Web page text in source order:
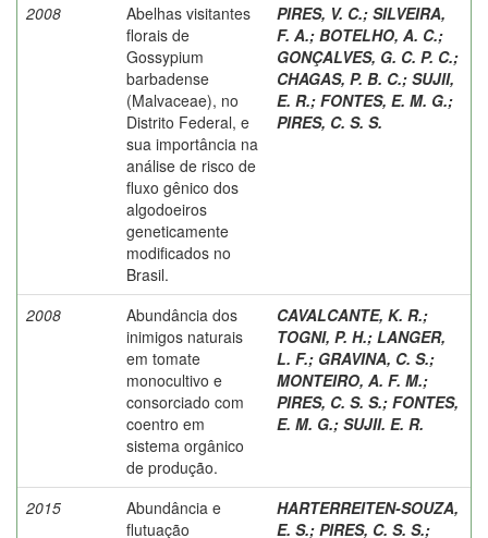
2008
Abelhas visitantes
florais de
Gossypium
barbadense
(Malvaceae), no
Distrito Federal, e
sua importância na
análise de risco de
fluxo gênico dos
algodoeiros
geneticamente
modificados no
Brasil.
PIRES, V. C.; SILVEIRA,
F. A.; BOTELHO, A. C.;
GONÇALVES, G. C. P. C.;
CHAGAS, P. B. C.; SUJII,
E. R.; FONTES, E. M. G.;
PIRES, C. S. S.
2008
Abundância dos
inimigos naturais
em tomate
monocultivo e
consorciado com
coentro em
sistema orgânico
de produção.
CAVALCANTE, K. R.;
TOGNI, P. H.; LANGER,
L. F.; GRAVINA, C. S.;
MONTEIRO, A. F. M.;
PIRES, C. S. S.; FONTES,
E. M. G.; SUJII. E. R.
2015
Abundância e
flutuação
HARTERREITEN-SOUZA,
E. S.; PIRES, C. S. S.;